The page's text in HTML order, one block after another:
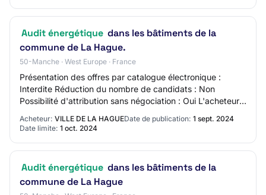
Audit énergétique dans les bâtiments de la
commune de La Hague.
50-Manche · West Europe · France
Présentation des offres par catalogue électronique :
Interdite Réduction du nombre de candidats : Non
Possibilité d'attribution sans négociation : Oui L'acheteur
Acheteur: VILLE DE LA HAGUEDate de publication: 1 sept. 2024
Date limite: 1 oct. 2024
Audit énergétique dans les bâtiments de la
commune de La Hague